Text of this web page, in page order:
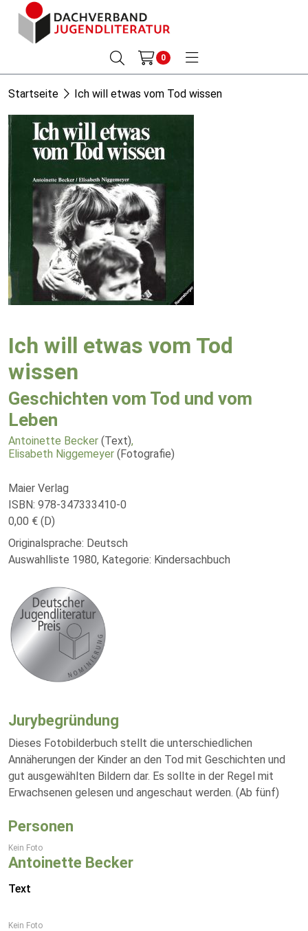
0
Startseite Ich will etwas vom Tod wissen
Ich will etwas vom Tod
wissen
Geschichten vom Tod und vom
Leben
Antoinette Becker (Text),
Elisabeth Niggemeyer (Fotografie)
Maier Verlag
ISBN: 978-347333410-0
0,00 € (D)
Originalsprache: Deutsch
Auswahlliste 1980, Kategorie: Kindersachbuch
Jurybegründung
Dieses Fotobilderbuch stellt die unterschiedlichen
Annäherungen der Kinder an den Tod mit Geschichten und
gut ausgewählten Bildern dar. Es sollte in der Regel mit
Erwachsenen gelesen und angeschaut werden. (Ab fünf)
Personen
Kein Foto
Antoinette Becker
Text
Kein Foto